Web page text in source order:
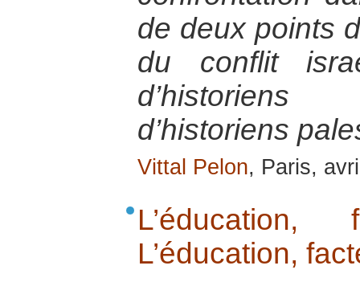
de deux points
du conflit
d’historiens
Vittal Pelon, Paris,
L’éducation,